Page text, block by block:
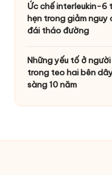
Ức chế interleukin-6
hẹn trong giảm nguy
đái tháo đường
Những yếu tố ở
trong teo hai bên
sàng 10 năm